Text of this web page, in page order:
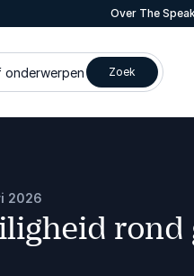
Over The
Zoek
2026
rond